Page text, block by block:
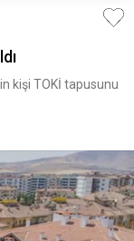
kişi TOKİ tapusunu